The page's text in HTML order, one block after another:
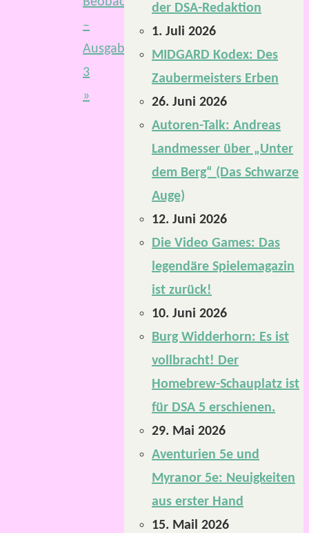
–
Ausgabe
3
»
der DSA-Redaktion
1. Juli 2026
MIDGARD Kodex: Des
Zaubermeisters Erben
26. Juni 2026
Autoren-Talk: Andreas
Landmesser über „Unter
dem Berg“ (Das Schwarze
Auge)
12. Juni 2026
Die Video Games: Das
legendäre Spielemagazin
ist zurück!
10. Juni 2026
Burg Widderhorn: Es ist
vollbracht! Der
Homebrew-Schauplatz ist
für DSA 5 erschienen.
29. Mai 2026
Aventurien 5e und
Myranor 5e: Neuigkeiten
aus erster Hand
15. Mail 2026